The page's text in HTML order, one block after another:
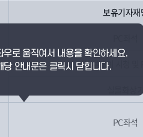
보유기자재
블루레이 시청 및
PC좌석